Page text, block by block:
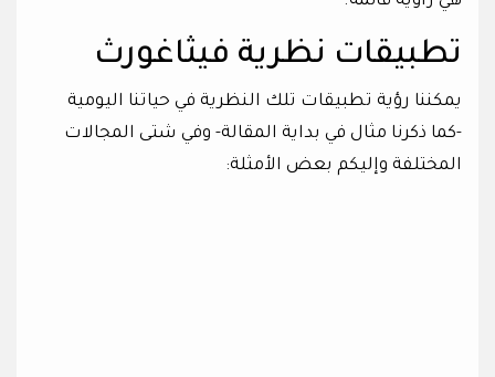
تطبيقات نظرية فيثاغورث
يمكننا رؤية تطبيقات تلك النظرية في حياتنا اليومية
-كما ذكرنا مثال في بداية المقالة- وفي شتى المجالات
المختلفة وإليكم بعض الأمثلة: